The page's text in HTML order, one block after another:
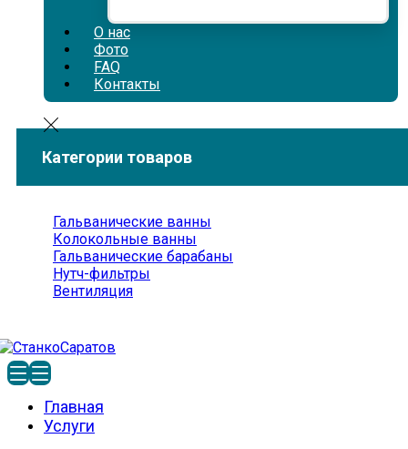
О нас
Фото
FAQ
Контакты
Категории товаров
Гальванические ванны
Колокольные ванны
Гальванические барабаны
Нутч-фильтры
Вентиляция
Главная
Услуги